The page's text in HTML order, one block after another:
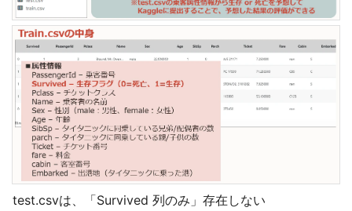
test.csvは、「Survived 列のみ」存在しない